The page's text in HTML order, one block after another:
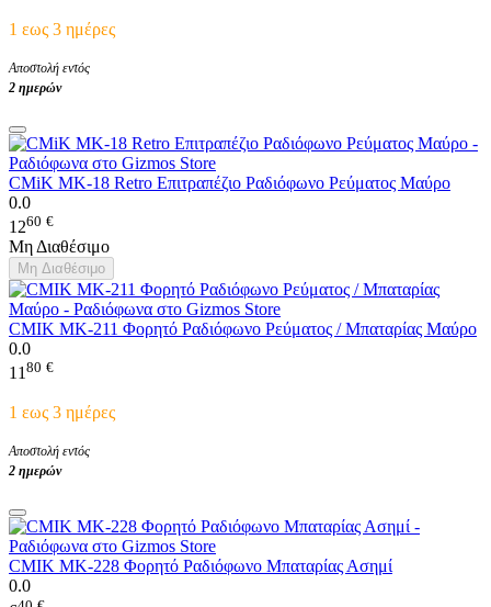
1 εως 3 ημέρες
Αποστολή εντός
2 ημερών
CMiK MK-18 Retro Επιτραπέζιο Ραδιόφωνο Ρεύματος Μαύρο
0.0
1260 €
Μη Διαθέσιμο
Μη Διαθέσιμο
CMIK MK-211 Φορητό Ραδιόφωνο Ρεύματος / Μπαταρίας Μαύρο
0.0
11 80 €
1 εως 3 ημέρες
Αποστολή εντός
2 ημερών
CMIK MK-228 Φορητό Ραδιόφωνο Μπαταρίας Ασημί
0.0